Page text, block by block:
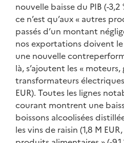
nouvelle baisse du PIB (-
ce n’est qu’aux « autres
passés d’un montant
nos exportations doivent
une nouvelle
là, s’ajoutent les «
transformateurs électriques
EUR). Toutes les lignes
courant montrent une
boissons alcoolisées
les vins de raisin (1,8 M